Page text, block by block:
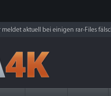
aktuell bei einigen rar-Files